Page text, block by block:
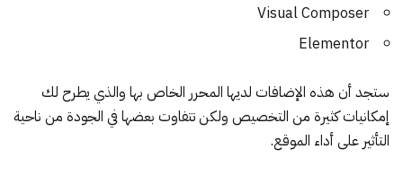
Visual Composer
Elementor
ستجد أن هذه الإضافات لديها المحرر الخاص بها والذي يطرح لك
إمكانيات كثيرة من التخصيص ولكن تتفاوت بعضها في الجودة من ناحية
التأثير على أداء الموقع.